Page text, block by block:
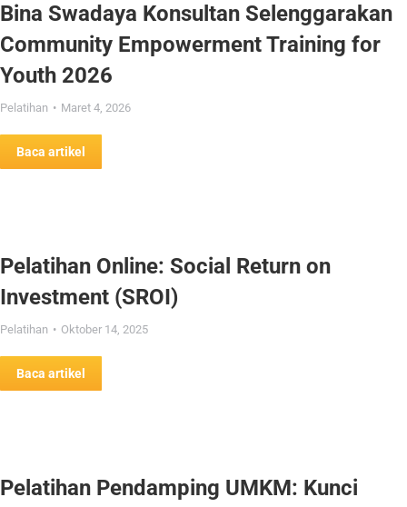
Bina Swadaya Konsultan Selenggarakan
Community Empowerment Training for
Youth 2026
Pelatihan Maret 4, 2026
Baca artikel
Pelatihan Online: Social Return on
Investment (SROI)
Pelatihan Oktober 14, 2025
Baca artikel
Pelatihan Pendamping UMKM: Kunci